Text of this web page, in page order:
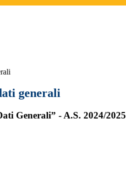
generali
Generali” - A.S. 2024/